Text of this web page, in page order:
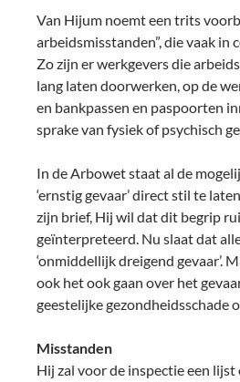
Van Hijum noemt een trits
arbeidsmisstanden”, die vaak
Zo zijn er werkgevers die
lang laten doorwerken, op de
en bankpassen en paspoorten
sprake van fysiek of psychisch
In de Arbowet staat al de
‘ernstig gevaar’ direct stil te
zijn brief, Hij wil dat dit begrip
geïnterpreteerd. Nu slaat dat
‘onmiddellijk dreigend gevaar’.
ook het ook gaan over het
geestelijke gezondheidsschade
Misstanden
Hij zal voor de inspectie een